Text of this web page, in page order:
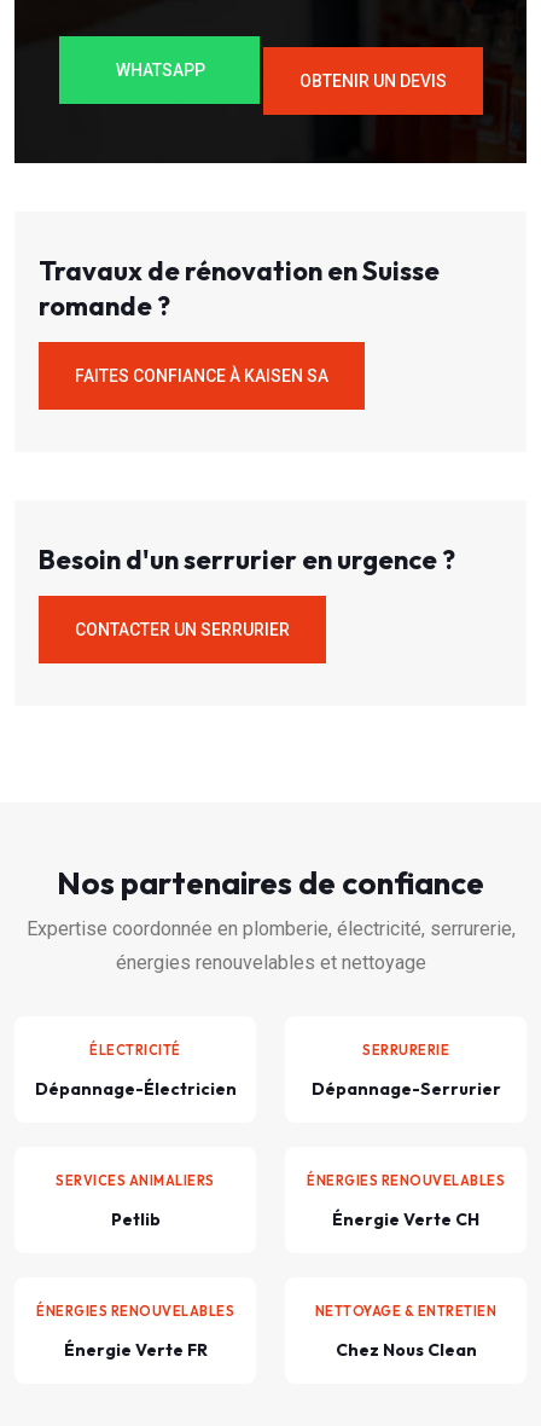
WHATSAPP
OBTENIR UN DEVIS
Travaux de rénovation en Suisse
romande ?
FAITES CONFIANCE À KAISEN SA
Besoin d'un serrurier en urgence ?
CONTACTER UN SERRURIER
Nos partenaires de confiance
Expertise coordonnée en plomberie, électricité, serrurerie,
énergies renouvelables et nettoyage
ÉLECTRICITÉ
Dépannage-Électricien
SERRURERIE
Dépannage-Serrurier
SERVICES ANIMALIERS
Petlib
ÉNERGIES RENOUVELABLES
Énergie Verte CH
ÉNERGIES RENOUVELABLES
Énergie Verte FR
NETTOYAGE & ENTRETIEN
Chez Nous Clean